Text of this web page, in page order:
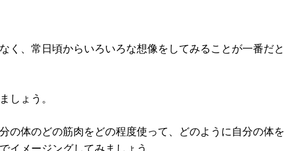
く、常日頃からいろいろな想像をしてみることが一番だと
しょう。
の体のどの筋肉をどの程度使って、どのように自分の体を
イメージングしてみましょう。